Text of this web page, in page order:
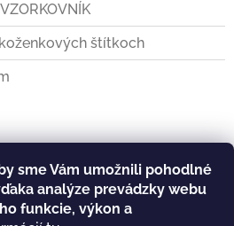
sme Vám umožnili pohodlné
analýze prevádzky webu
funkcie, výkon a
štítkoch